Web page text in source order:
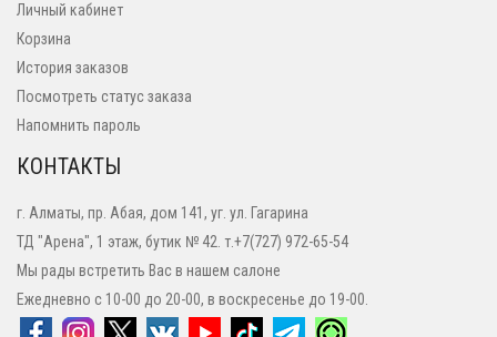
Личный кабинет
Корзина
История заказов
Посмотреть статус заказа
Напомнить пароль
КОНТАКТЫ
г. Алматы, пр. Абая, дом 141, уг. ул. Гагарина
ТД "Арена", 1 этаж, бутик № 42. т.+7(727) 972-65-54
Мы рады встретить Вас в нашем салоне
Ежедневно с 10-00 до 20-00, в воскресенье до 19-00.